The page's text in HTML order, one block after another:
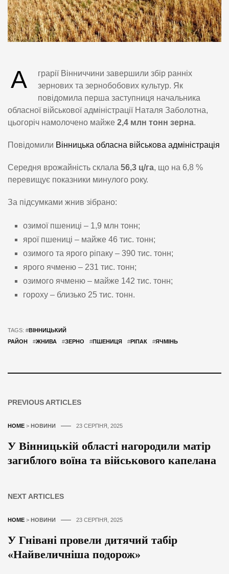
А
грарії Вінниччини завершили збір ранніх
зернових та зернобобових культур. Як
повідомила перша заступниця начальника
обласної військової адміністрації Наталя Заболотна,
цьогоріч намолочено майже 2,4 млн тонн зерна.
Повідомили Вінницька обласна військова адміністрація
Середня врожайність склала 56,3 ц/га, що на 6,8 %
перевищує показники минулого року.
За підсумками жнив зібрано:
озимої пшениці – 1,9 млн тонн;
ярої пшениці – майже 46 тис. тонн;
озимого та ярого ріпаку – 390 тис. тонн;
ярого ячменю – 231 тис. тонн;
озимого ячменю – майже 142 тис. тонн;
гороху – близько 25 тис. тонн.
TAGS: #ВІННИЦЬКИЙ
РАЙОН
#ЖНИВА #ЗЕРНО #ПШЕНИЦЯ #РІПАК #ЯЧМІНЬ
PREVIOUS ARTICLES
HOME > НОВИНИ 23 СЕРПНЯ, 2025
У Вінницькій області нагородили матір
загиблого воїна та військового капелана
NEXT ARTICLES
HOME > НОВИНИ 23 СЕРПНЯ, 2025
У Гнівані провели дитячий табір
«Найвеличніша подорож»